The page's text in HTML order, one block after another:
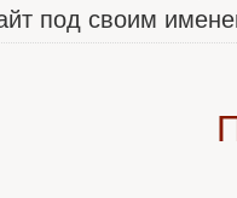
под своим